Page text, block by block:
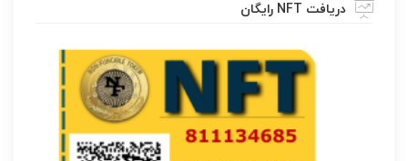
دریافت NFT رایگان